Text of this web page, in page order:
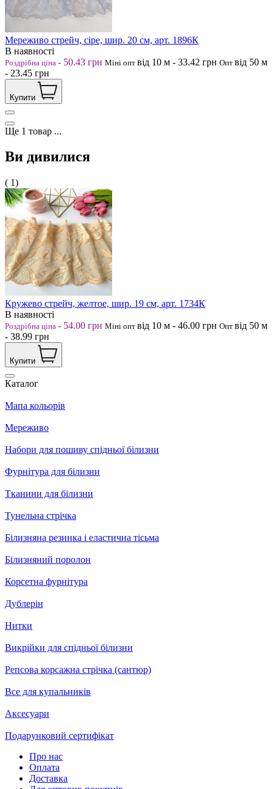
Мереживо стрейч, сіре, шир. 20 см, арт. 1896К
В наявності
Роздрібна ціна - 50.43 грн Міні опт від 10 м - 33.42 грн Опт від 50 м
- 23.45 грн
Купити
Ще 1 товар ...
Ви дивилися
( 1)
Кружево стрейч, желтое, шир. 19 см, арт. 1734К
В наявності
Роздрібна ціна - 54.00 грн Міні опт від 10 м - 46.00 грн Опт від 50 м
- 38.99 грн
Купити
Каталог
Мапа кольорів
Мереживо
Набори для пошиву спідньої білизни
Фурнітура для білизни
Тканини для білизни
Тунельна стрічка
Білизняна резинка і еластична тісьма
Білизняний поролон
Корсетна фурнітура
Дублерін
Нитки
Викрійки для спідньої білизни
Репсова корсажна стрічка (сантюр)
Все для купальників
Аксесуари
Подарунковий сертифікат
Про нас
Оплата
Доставка